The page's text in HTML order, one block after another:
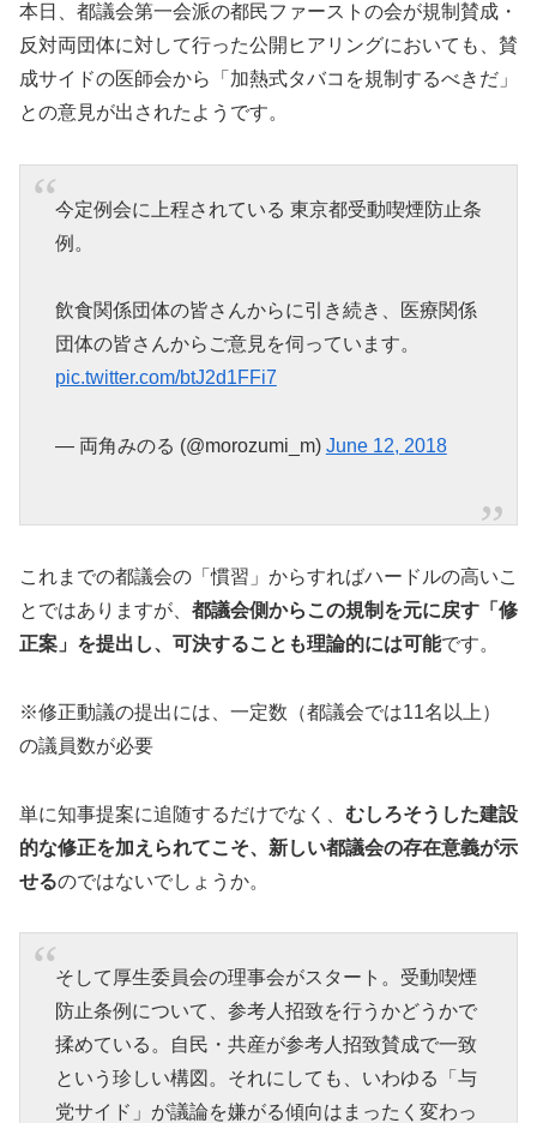
本日、都議会第一会派の都民ファーストの会が規制賛成・
反対両団体に対して行った公開ヒアリングにおいても、賛
成サイドの医師会から「加熱式タバコを規制するべきだ」
との意見が出されたようです。
今定例会に上程されている 東京都受動喫煙防止条
例。
飲食関係団体の皆さんからに引き続き、医療関係
団体の皆さんからご意見を伺っています。
pic.twitter.com/btJ2d1FFi7
— 両角みのる (@morozumi_m) June 12, 2018
これまでの都議会の「慣習」からすればハードルの高いこ
とではありますが、 都議会側からこの規制を元に戻す「修
正案」を提出し、可決することも理論的には可能です。
※修正動議の提出には、一定数（都議会では11名以上）
の議員数が必要
単に知事提案に追随するだけでなく、 むしろそうした建設
的な修正を加えられてこそ、新しい都議会の存在意義が示
せるのではないでしょうか。
そして厚生委員会の理事会がスタート。受動喫煙
防止条例について、参考人招致を行うかどうかで
揉めている。自民・共産が参考人招致賛成で一致
という珍しい構図。それにしても、いわゆる「与
党サイド」が議論を嫌がる傾向はまったく変わっ